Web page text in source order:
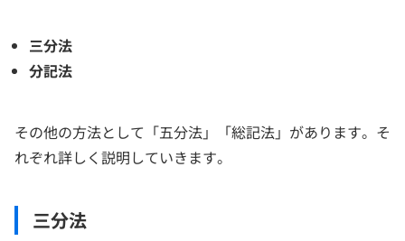
三分法
分記法
その他の方法として「五分法」「総記法」があります。そ
れぞれ詳しく説明していきます。
三分法